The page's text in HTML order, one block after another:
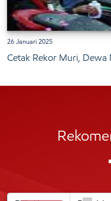
26 Januari 2025
Cetak Rekor Muri, Dewa